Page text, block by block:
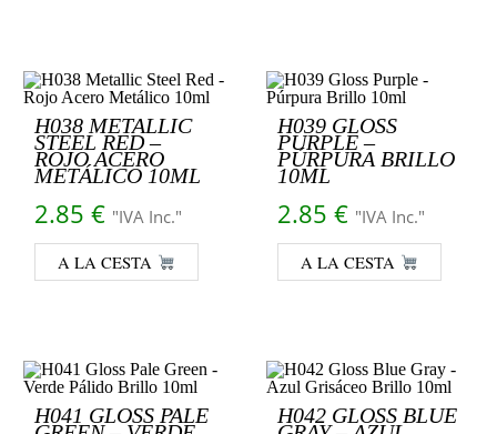
H038 METALLIC
STEEL RED –
ROJO ACERO
METÁLICO 10ML
2.85 € "IVA Inc."
A LA CESTA
H039 GLOSS
PURPLE –
PÚRPURA BRILLO
10ML
2.85 € "IVA Inc."
A LA CESTA
H041 GLOSS PALE H042 GLOSS BLUE